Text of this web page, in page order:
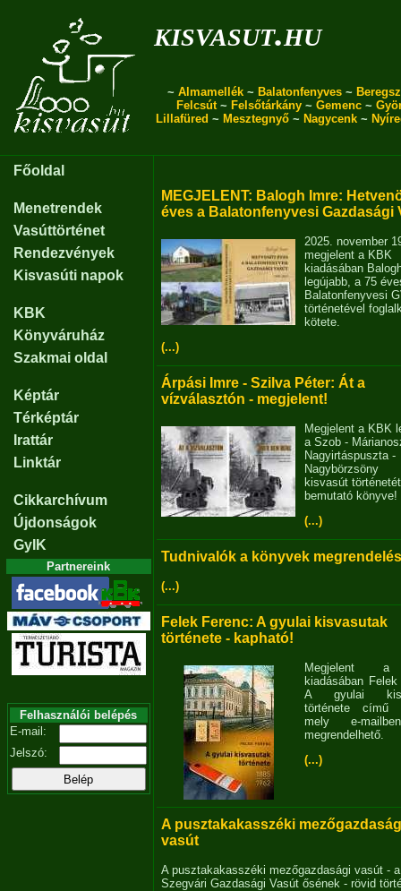
kisvasut.hu
~ Almamellék ~ Balatonfenyves ~
Felcsút~ Felsőtárkány ~ Gemenc ~
Lillafüred ~ Mesztegnyő ~ Nagycenk ~
Főoldal
Menetrendek
Vasúttörténet
Rendezvények
Kisvasúti napok
KBK
Könyváruház
Szakmai oldal
Képtár
Térképtár
Irattár
Linktár
Cikkarchívum
Újdonságok
GyIK
Partnereink
Felhasználói belépés
E-mail:
Jelszó:
MEGJELENT: Balogh Imre:
éves a Balatonfenyvesi Gazdasági
2025. november
megjelent a KBK
kiadásában
legújabb, a 75
Balatonfenyvesi
történetével
kötete.
(...)
Árpási Imre - Szilva Péter: Át a
vízválasztón - megjelent!
Megjelent a KBK
a Szob -
Nagyirtáspuszta -
Nagybörzsöny
kisvasút történetét
bemutató könyve!
(...)
Tudnivalók a könyvek
(...)
Felek Ferenc: A gyulai kisvasutak
története - kapható!
Megjelent
kiadásában
A gyulai
története című
mely e-
megrendelhető.
(...)
A pusztakakasszéki
vasút
A pusztakakasszéki mezőgazdasági vasút - a
Szegvári Gazdasági Vasút ősének - rövid